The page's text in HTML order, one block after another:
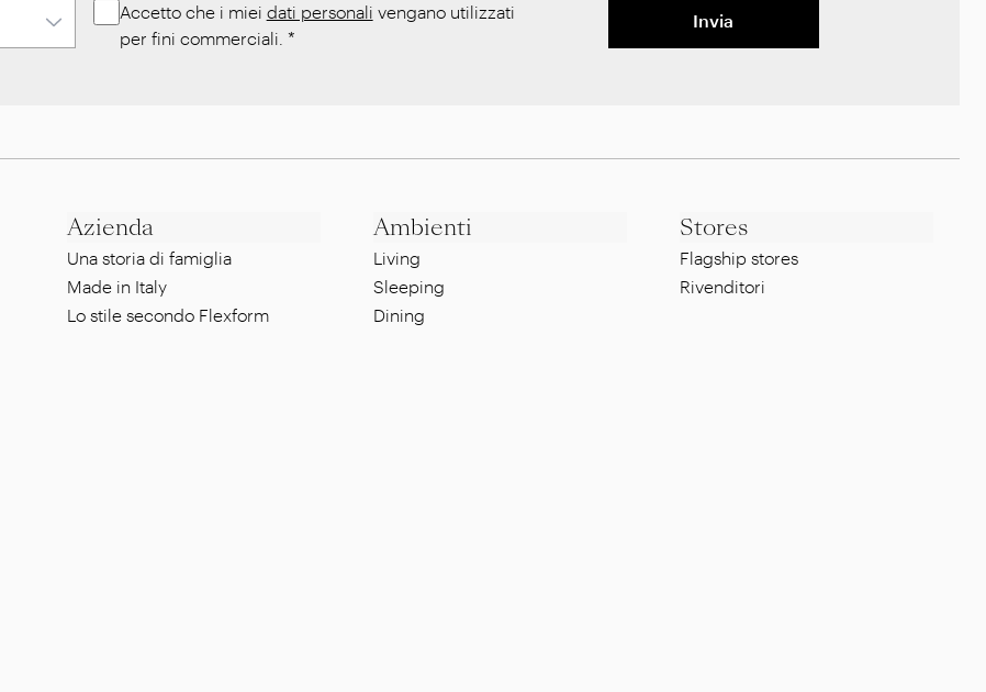
Accetto che i miei dati personali vengano utilizzati
per fini commerciali. *
Invia
Azienda
Una storia di famiglia
Made in Italy
Lo stile secondo Flexform
Ambienti
Living
Sleeping
Dining
Stores
Flagship stores
Rivenditori